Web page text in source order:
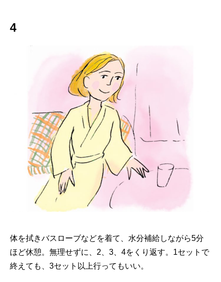
4
体を拭きバスローブなどを着て、水分補給しながら5分
ほど休憩。無理せずに、2、3、4をくり返す。1セットで
終えても、3セット以上行ってもいい。